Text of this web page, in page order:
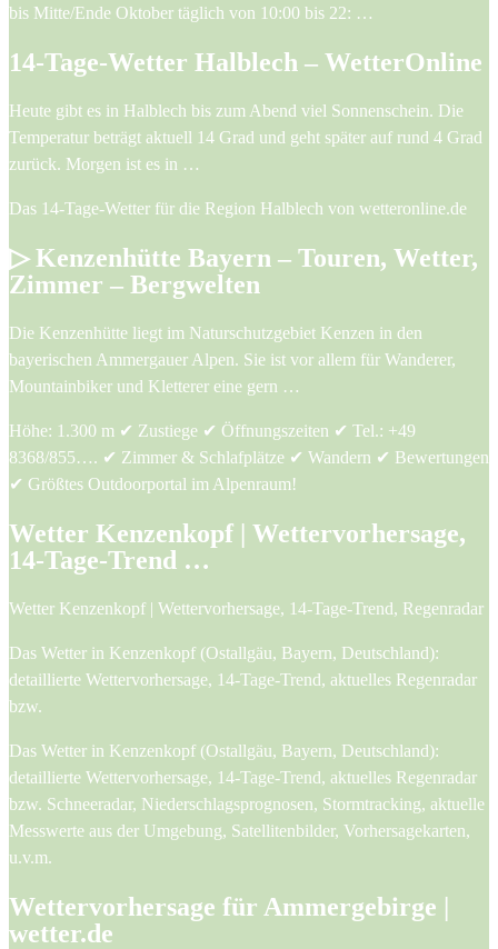
bis Mitte/Ende Oktober täglich von 10:00 bis 22: …
14-Tage-Wetter Halblech – WetterOnline
Heute gibt es in Halblech bis zum Abend viel Sonnenschein. Die
Temperatur beträgt aktuell 14 Grad und geht später auf rund 4 Grad
zurück. Morgen ist es in …
Das 14-Tage-Wetter für die Region Halblech von wetteronline.de
▷ Kenzenhütte Bayern – Touren, Wetter,
Zimmer – Bergwelten
Die Kenzenhütte liegt im Naturschutzgebiet Kenzen in den
bayerischen Ammergauer Alpen. Sie ist vor allem für Wanderer,
Mountainbiker und Kletterer eine gern …
Höhe: 1.300 m ✔︎ Zustiege ✔︎ Öffnungszeiten ✔︎ Tel.: +49
8368/855…. ✔︎ Zimmer & Schlafplätze ✔︎ Wandern ✔︎ Bewertungen
✔︎ Größtes Outdoorportal im Alpenraum!
Wetter Kenzenkopf | Wettervorhersage,
14-Tage-Trend …
Wetter Kenzenkopf | Wettervorhersage, 14-Tage-Trend, Regenradar
Das Wetter in Kenzenkopf (Ostallgäu, Bayern, Deutschland):
detaillierte Wettervorhersage, 14-Tage-Trend, aktuelles Regenradar
bzw.
Das Wetter in Kenzenkopf (Ostallgäu, Bayern, Deutschland):
detaillierte Wettervorhersage, 14-Tage-Trend, aktuelles Regenradar
bzw. Schneeradar, Niederschlagsprognosen, Stormtracking, aktuelle
Messwerte aus der Umgebung, Satellitenbilder, Vorhersagekarten,
u.v.m.
Wettervorhersage für Ammergebirge |
wetter.de